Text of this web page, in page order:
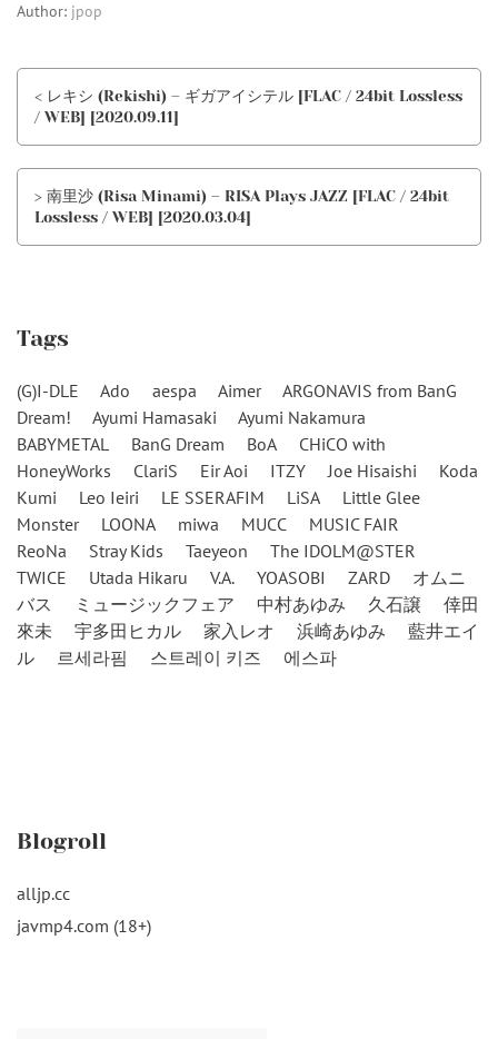
Author: jpop
< レキシ (Rekishi) – ギガアイシテル [FLAC / 24bit Lossless
/ WEB] [2020.09.11]
> 南里沙 (Risa Minami) – RISA Plays JAZZ [FLAC / 24bit
Lossless / WEB] [2020.03.04]
Tags
(G)I-DLE Ado aespa Aimer
ARGONAVIS from BanG
Dream!
Ayumi Hamasaki
Ayumi Nakamura
BABYMETAL
BanG Dream BoA
CHiCO with
HoneyWorks
ClariS Eir Aoi ITZY Joe Hisaishi
Koda
Kumi
Leo Ieiri LE SSERAFIM LiSA
Little Glee
Monster
LOONA miwa MUCC
MUSIC FAIR
ReoNa
Stray Kids Taeyeon
The IDOLM@STER
TWICE
Utada Hikaru V.A. YOASOBI ZARD
オムニ
バス
ミュージックフェア 中村あゆみ 久石譲
倖田
來未
宇多田ヒカル 家入レオ 浜崎あゆみ
藍井エイ
ル
르세라핌 스트레이 키즈 에스파
Blogroll
alljp.cc
javmp4.com (18+)